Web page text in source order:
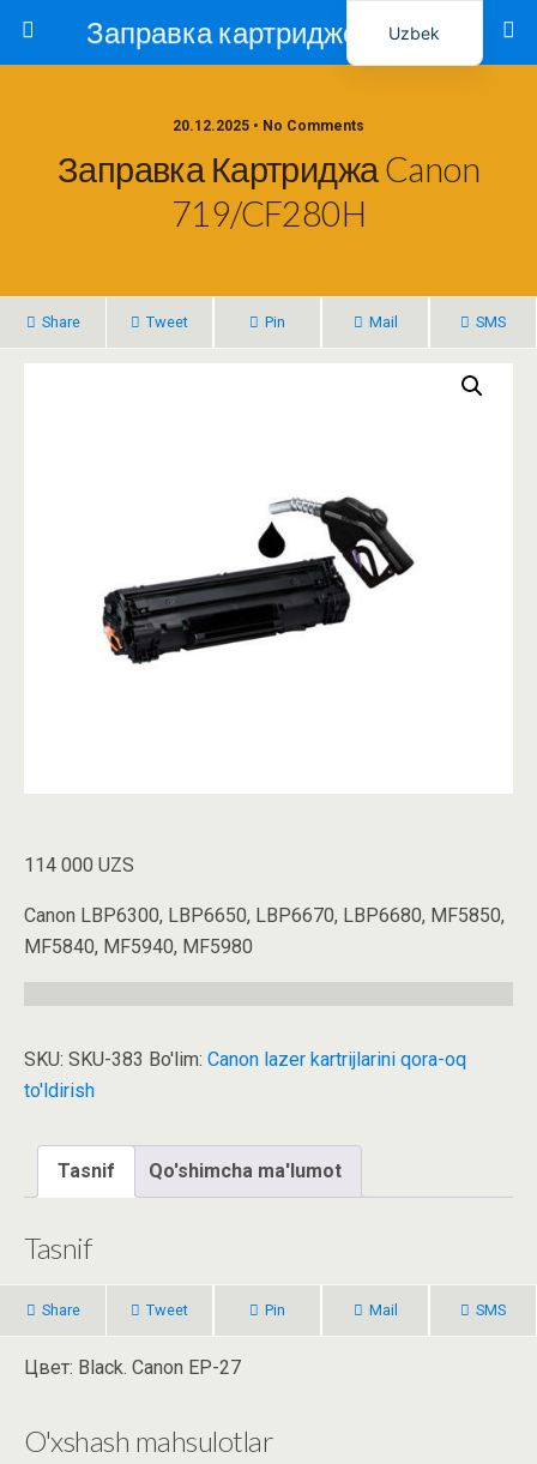
Заправка картриджей в Ташкенте – Тонер-Ресурс
20.12.2025 • No Comments
Заправка Картриджа Canon
719/CF280H
Share Tweet Pin Mail SMS
114 000 UZS
Canon LBP6300, LBP6650, LBP6670, LBP6680, MF5850,
MF5840, MF5940, MF5980
SKU: SKU-383 Bo'lim: Canon lazer kartrijlarini qora-oq
to'ldirish
Tasnif Qo'shimcha ma'lumot
Tasnif
Share Tweet Pin Mail SMS
Цвет: Black. Canon EP-27
O'xshash mahsulotlar
Uzbek
Russian